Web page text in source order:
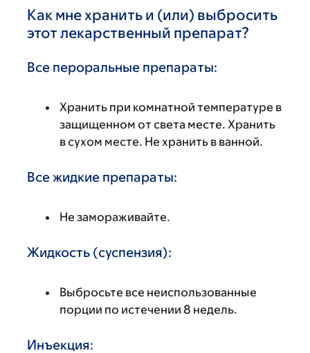
Как мне хранить и (или) выбросить
этот лекарственный препарат?
Все пероральные препараты:
Хранить при комнатной температуре в
защищенном от света месте. Хранить
в сухом месте. Не хранить в ванной.
Все жидкие препараты:
Не замораживайте.
Жидкость (суспензия):
Выбросьте все неиспользованные
порции по истечении 8 недель.
Инъекция: